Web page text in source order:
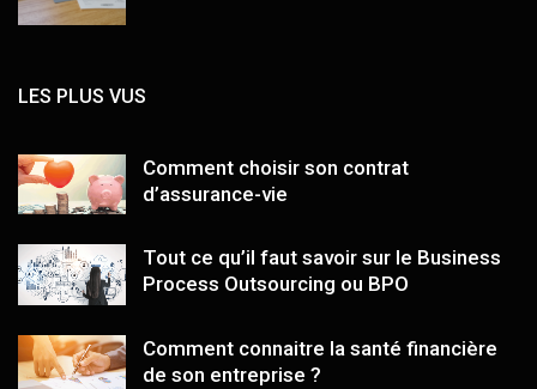
LES PLUS VUS
Comment choisir son contrat
d’assurance-vie
Tout ce qu’il faut savoir sur le Business
Process Outsourcing ou BPO
Comment connaitre la santé financière
de son entreprise ?